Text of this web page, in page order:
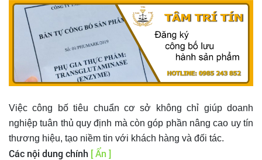
Việc công bố tiêu chuẩn cơ sở không chỉ giúp doanh
nghiệp tuân thủ quy định mà còn góp phần nâng cao uy tín
thương hiệu, tạo niềm tin với khách hàng và đối tác.
Các nội dung chính [ Ẩn ]